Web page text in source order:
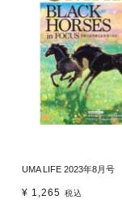
UMA LIFE 2023年8月号
¥ 1,265 税込